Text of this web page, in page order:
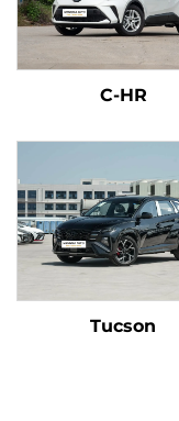
C-HR
Tucson